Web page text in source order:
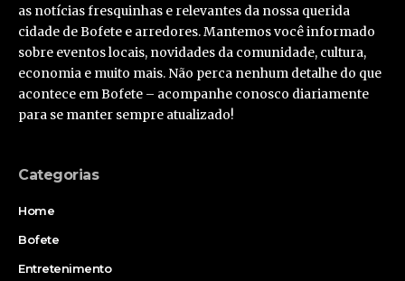
as notícias fresquinhas e relevantes da nossa querida
cidade de Bofete e arredores. Mantemos você informado
sobre eventos locais, novidades da comunidade, cultura,
economia e muito mais. Não perca nenhum detalhe do que
acontece em Bofete – acompanhe conosco diariamente
para se manter sempre atualizado!
Categorias
Home
Bofete
Entretenimento